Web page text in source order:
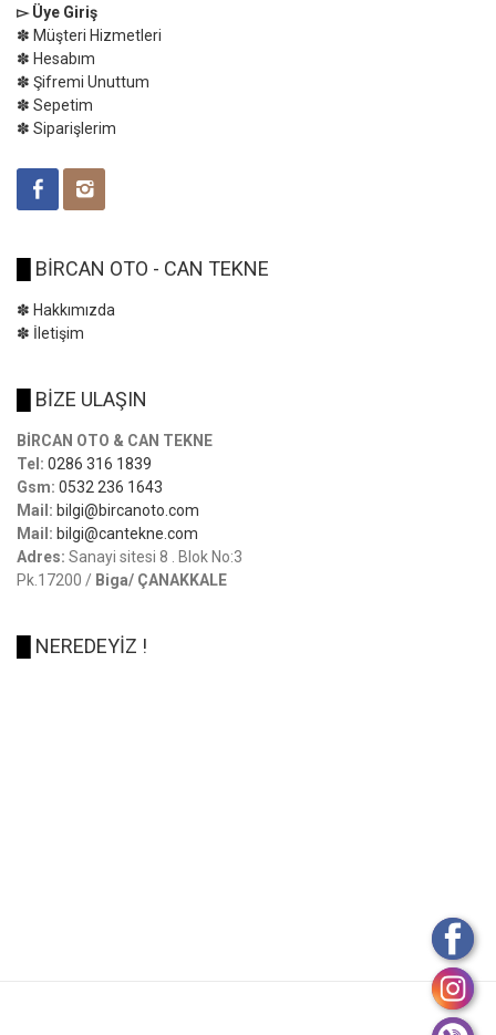
▻ Üye Giriş
✽ Müşteri Hizmetleri
✽ Hesabım
✽ Şifremi Unuttum
✽ Sepetim
✽ Siparişlerim
BİRCAN OTO - CAN TEKNE
✽ Hakkımızda
✽ İletişim
BİZE ULAŞIN
BİRCAN OTO & CAN TEKNE
Tel: 0286 316 1839
Gsm: 0532 236 1643
Mail: bilgi@bircanoto.com
Mail: bilgi@cantekne.com
Adres: Sanayi sitesi 8 . Blok No:3
Pk.17200 / Biga/ ÇANAKKALE
NEREDEYİZ !